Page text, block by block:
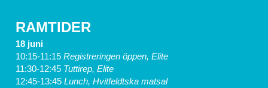
RAMTIDER
18 juni
10:15-11:15 Registreringen öppen, Elite
11:30-12:45 Tuttirep, Elite
12:45-13:45 Lunch, Hvitfeldtska matsal